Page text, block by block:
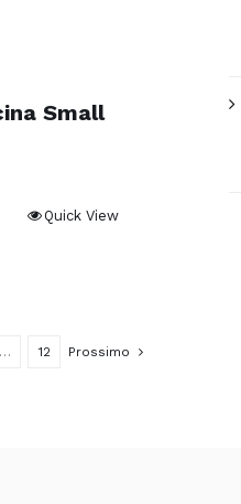
Small
Quick View
… 12 Prossimo